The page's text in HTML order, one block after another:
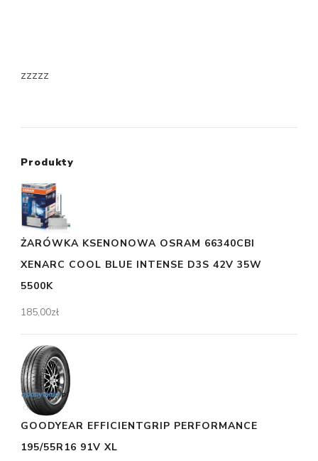
zzzzz
Produkty
ŻARÓWKA KSENONOWA OSRAM 66340CBI
XENARC COOL BLUE INTENSE D3S 42V 35W
5500K
185,00zł
GOODYEAR EFFICIENTGRIP PERFORMANCE
195/55R16 91V XL